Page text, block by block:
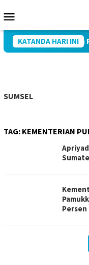
ke
kontenMobile
KATANDA HARI INI
Raih Penghargaan
SUMSEL
TAG: KEMENTERIAN
Persen